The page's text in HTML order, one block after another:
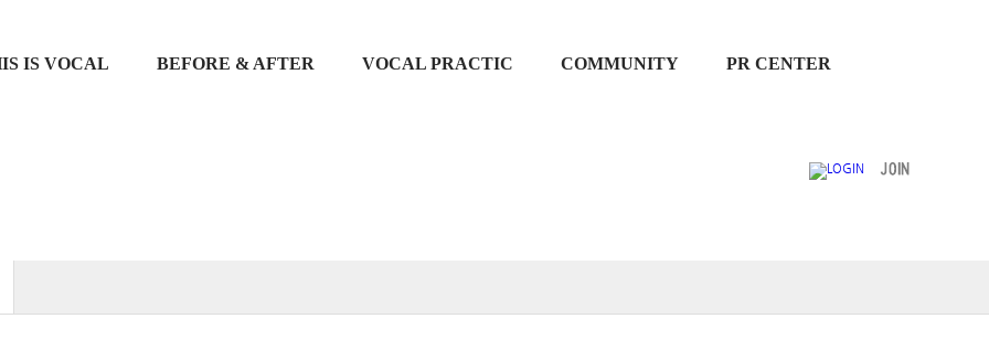
IS VOCAL BEFORE & AFTER VOCAL PRACTIC COMMUNITY PR CENTER